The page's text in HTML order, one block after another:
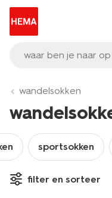
waar ben je naar
wandelsokken
sportsokken
filter en sorteer
sale